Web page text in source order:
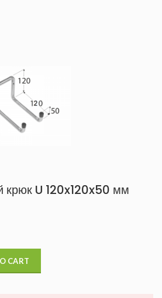
крюк U 120x120x50 мм
CART